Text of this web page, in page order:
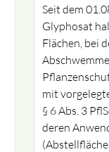
Seit dem
Glyphosat
Flächen, bei
mit
§ 6 Abs. 3
deren